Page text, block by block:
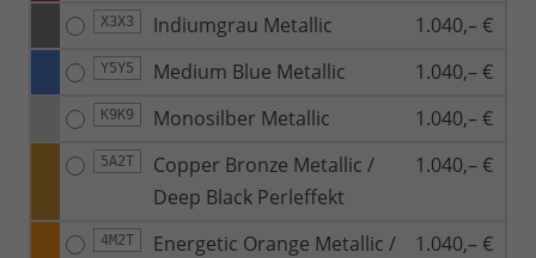
X3X3 Indiumgrau Metallic 1.040,– €
Y5Y5 Medium Blue Metallic 1.040,– €
K9K9 Monosilber Metallic 1.040,– €
5A2T
Copper Bronze Metallic /
Deep Black Perleffekt
1.040,– €
4M2T
Energetic Orange Metallic /
1.040,– €